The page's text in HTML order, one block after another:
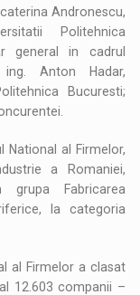
Andronescu,
Politehnica
general in cadrul
Anton Hadar,
Bucuresti;
National al Firmelor,
a Romaniei,
Fabricarea
la categoria
al Firmelor a clasat
12.603 companii –